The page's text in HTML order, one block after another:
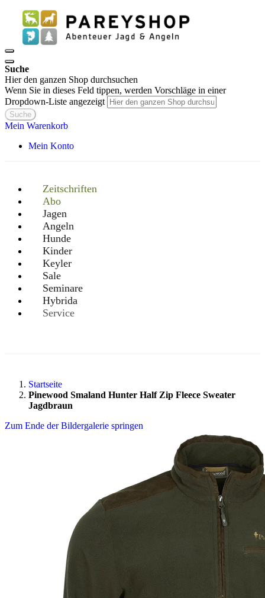
Suche
Hier den ganzen Shop durchsuchen
Wenn Sie in dieses Feld tippen, werden Vorschläge in einer
Dropdown-Liste angezeigt
Suche
Mein Warenkorb
Mein Konto
Zeitschriften
Abo
Jagen
Angeln
Hunde
Kinder
Keyler
Sale
Seminare
Hybrida
Service
Startseite
Pinewood Smaland Hunter Half Zip Fleece Sweater
Jagdbraun
Zum Ende der Bildergalerie springen